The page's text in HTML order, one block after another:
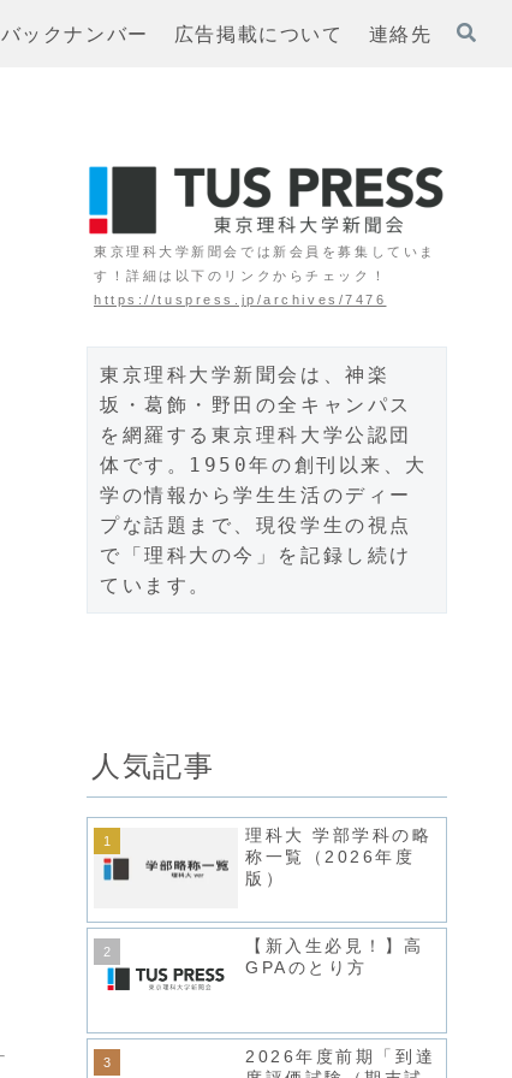
バックナンバー 広告掲載について 連絡先
東京理科大学新聞会では新会員を募集していま
す！詳細は以下のリンクからチェック！
https://tuspress.jp/archives/7476
東京理科大学新聞会は、神楽
坂・葛飾・野田の全キャンパス
を網羅する東京理科大学公認団
体です。1950年の創刊以来、大
学の情報から学生生活のディー
プな話題まで、現役学生の視点
で「理科大の今」を記録し続け
ています。
人気記事
理科大 学部学科の略
称一覧（2026年度
版）
【新入生必見！】高
GPAのとり方
2026年度前期「到達